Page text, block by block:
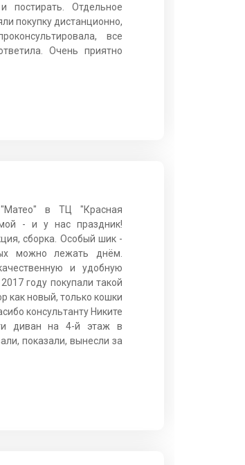
постирать. Отдельное
покупку дистанционно,
все
Очень приятно
в ТЦ "Красная
- и у нас праздник!
сборка. Особый шик -
можно лежать днём.
и удобную
году покупали такой
как новый, только кошки
консультанту Никите
диван на 4-й этаж в
показали, вынесли за